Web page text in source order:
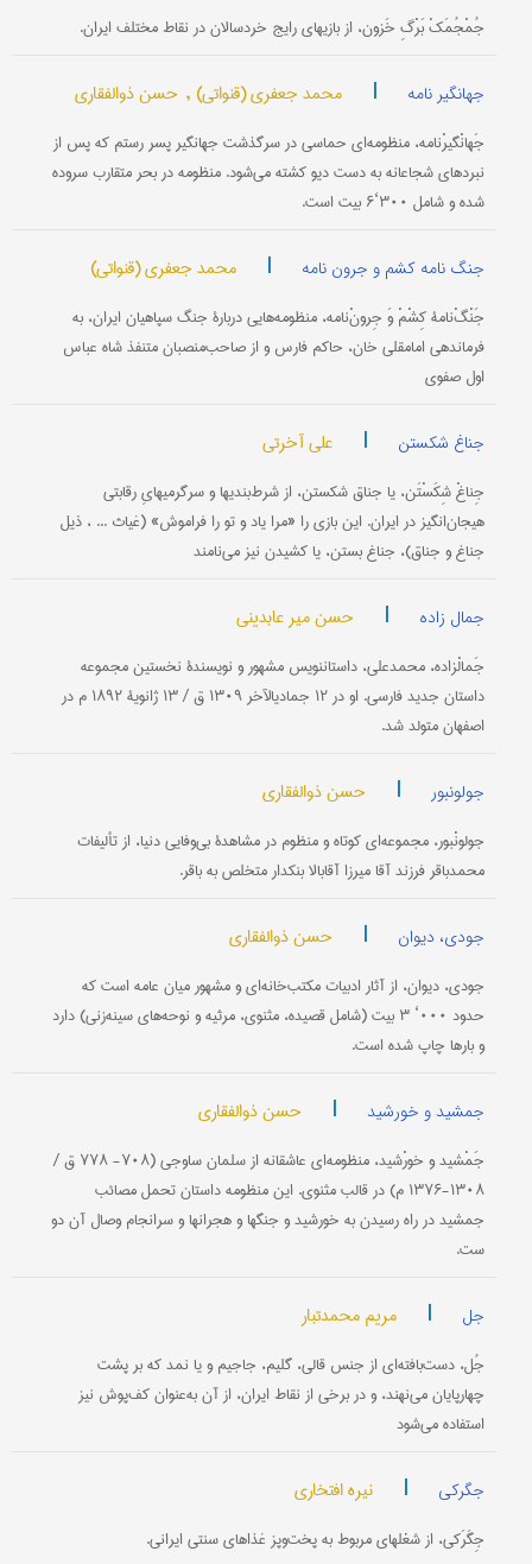
جُمْجُمَکْ بَرْگِ خَزون، از بازیهای رایج خردسالان در نقاط مختلف ایران.
جهانگیر نامه | محمد جعفری (قنواتی) , حسن ذوالفقاری
جَهانْگیرْنامه، منظومه‌ای حماسی در سرگذشت جهانگیر پسر رستم که پس از
نبردهای شجاعانه به دست دیو کشته می‌شود. منظومه در بحر متقارب سروده
شده و شامل ۳۰۰‘۶ بیت است.
جنگ نامه کشم و جرون نامه | محمد جعفری (قنواتی)
جَنْگْ‌نامۀ کِشْمْ وَ جِرونْ‌نامه، منظومه‌هایی دربارۀ جنگ سپاهیان ایران، به
فرماندهی امامقلی خان، حاکم فارس و از صاحب‌منصبان متنفذ شاه عباس
اول صفوی
جناغ شکستن | علی آخرتی
جِناغْ شِکَسْتَن، یا جناق شکستن، از شرط‌بندیها و سرگرمیهایِ رقابتی
هیجان‌انگیز در ایران. این بازی را «مرا یاد و تو را فراموش» (غیاث ... ، ذیل
جناغ و جناق)، جناغ بستن، یا کشیدن نیز می‌نامند
جمال زاده | حسن میر عابدینی
جَمالْ‎زاده، محمدعلی، داستان‎نویس مشهور و نویسندۀ نخستین مجموعه
داستان جدید فارسی. او در ۱۲ جمادی‎الآخر ۱۳۰۹ ق / ۱۳ ژانویۀ ۱۸۹۲ م در
اصفهان متولد شد.
جولونبور | حسن ذوالفقاری
جولونْبور، مجموعه‌ای کوتاه و منظوم در مشاهدۀ بی‌وفایی دنیا، از تألیفات
محمدباقر فرزند آقا میرزا آقابالا بنکدار متخلص به باقر.
جودی، دیوان | حسن ذوالفقاری
جودی، دیوان، از آثار ادبیات مکتب‌خانه‌ای و مشهور میان عامه است که
حدود ۰۰۰‘ ۳ بیت (شامل قصیده، مثنوی، مرثیه و نوحه‌های سینه‌زنی) دارد
و بارها چاپ شده است.
جمشید و خورشید | حسن ذوالفقاری
جَمْشید و خورْشید، منظومه‌ای عاشقانه از سلمان ساوجی (۷۰۸- ۷۷۸ ق /
۱۳۰۸-۱۳۷۶ م) در قالب مثنوی. این منظومه داستان تحمل مصائب
جمشید در راه رسیدن به خورشید و جنگها و هجرانها و سرانجام وصال آن دو
ست.
جل | مریم محمدتبار
جُل، دست‌بافته‌ای از جنس قالی، گلیم، جاجیم و یا نمد که بر پشت
چهارپایان می‌نهند، و در برخی از نقاط ایران، از آن به‌عنوان کف‌پوش نیز
استفاده می‌شود
جگرکی | نیره افتخاری
جِگَرَکی، از شغلهای مربوط به پخت‌و‌پز غذاهای سنتی ایرانی.